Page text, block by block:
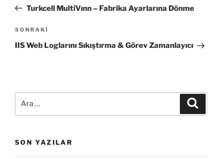
YazıTurkcell MultiVınn – Fabrika Ayarlarına Dönme
Sonraki
Yazı
SONRAKI
IIS Web Loglarını Sıkıştırma & Görev Zamanlayıcı
SON YAZILAR